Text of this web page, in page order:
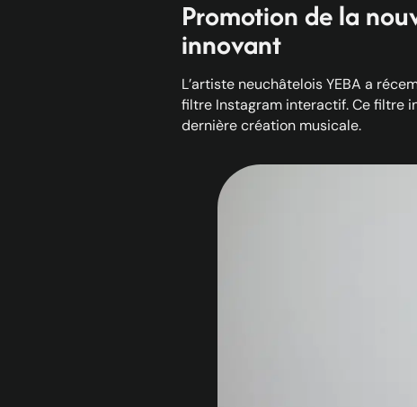
Promotion de la
innovant
L’artiste neuchâtelois YEBA a
filtre Instagram interactif. Ce filtre
dernière création musicale.